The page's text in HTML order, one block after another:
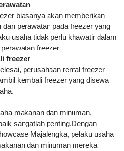
biasanya akan memberikan
dan perawatan pada freezer yang
usaha tidak perlu khawatir dalam
freezer.
freezer
perusahaan rental freezer
kembali freezer yang disewa
makanan dan minuman,
sangatlah penting.Dengan
Majalengka, pelaku usaha
dan minuman mereka